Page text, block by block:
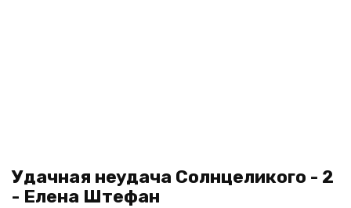
Удачная неудача Солнцеликого - 2
- Елена Штефан